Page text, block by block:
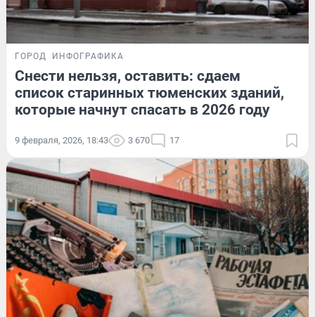
ГОРОД ИНФОГРАФИКА
Снести нельзя, оставить: сдаем
список старинных тюменских зданий,
которые начнут спасать в 2026 году
9 февраля, 2026, 18:43 3 670 17